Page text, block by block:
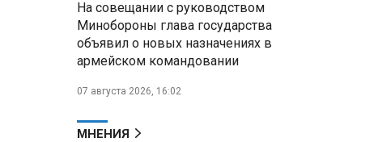
На совещании с руководством
Минобороны глава государства
объявил о новых назначениях в
армейском командовании
07 августа 2026, 16:02
МНЕНИЯ